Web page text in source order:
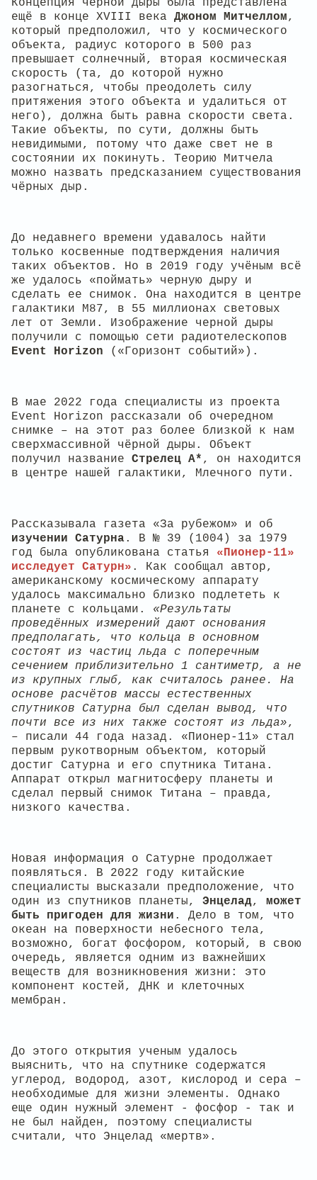
Концепция чёрной дыры была представлена
ещё в конце XVIII века Джоном Митчеллом,
который предположил, что у космического
объекта, радиус которого в 500 раз
превышает солнечный, вторая космическая
скорость (та, до которой нужно
разогнаться, чтобы преодолеть силу
притяжения этого объекта и удалиться от
него), должна быть равна скорости света.
Такие объекты, по сути, должны быть
невидимыми, потому что даже свет не в
состоянии их покинуть. Теорию Митчела
можно назвать предсказанием существования
чёрных дыр.
До недавнего времени удавалось найти
только косвенные подтверждения наличия
таких объектов. Но в 2019 году учёным всё
же удалось «поймать» черную дыру и
сделать ее снимок. Она находится в центре
галактики M87, в 55 миллионах световых
лет от Земли. Изображение черной дыры
получили с помощью сети радиотелескопов
Event Horizon
(«Горизонт событий»).
В мае 2022 года специалисты из проекта
Event Horizon рассказали об очередном
снимке – на этот раз более близкой к нам
сверхмассивной чёрной дыры. Объект
получил название Стрелец А* , он находится
в центре нашей галактики, Млечного пути.
Рассказывала газета «За рубежом» и об
изучении Сатурна. В № 39 (1004) за 1979
год была опубликована статья «Пионер-11»
исследует Сатурн» . Как сообщал автор,
американскому космическому аппарату
удалось максимально близко подлететь к
планете с кольцами. «Результаты
проведённых измерений дают основания
предполагать, что кольца в основном
состоят из частиц льда с поперечным
сечением приблизительно 1 сантиметр, а не
из крупных глыб, как считалось ранее. На
основе расчётов массы естественных
спутников Сатурна был сделан вывод, что
почти все из них также состоят из льда»,
– писали 44 года назад. «Пионер-11» стал
первым рукотворным объектом, который
достиг Сатурна и его спутника Титана.
Аппарат открыл магнитосферу планеты и
сделал первый снимок Титана – правда,
низкого качества.
Новая информация о Сатурне продолжает
появляться. В 2022 году китайские
специалисты высказали предположение, что
один из спутников планеты, Энцелад, может
быть пригоден для жизни . Дело в том, что
океан на поверхности небесного тела,
возможно, богат фосфором, который, в свою
очередь, является одним из важнейших
веществ для возникновения жизни: это
компонент костей, ДНК и клеточных
мембран.
До этого открытия ученым удалось
выяснить, что на спутнике содержатся
углерод, водород, азот, кислород и сера –
необходимые для жизни элементы. Однако
еще один нужный элемент - фосфор - так и
не был найден, поэтому специалисты
считали, что Энцелад «мертв».